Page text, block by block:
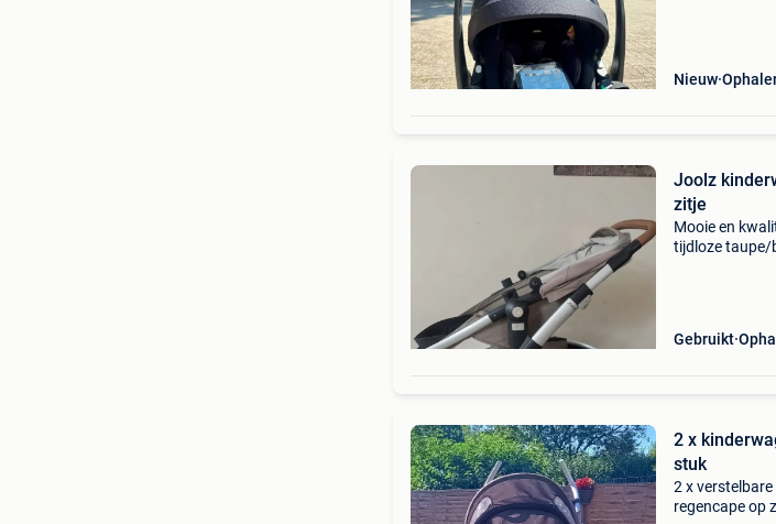
Nieuw
Joolz
zitje
Mooie en
tijdloze taupe/
Gebruikt
2 x
stuk
2 x
regencape op